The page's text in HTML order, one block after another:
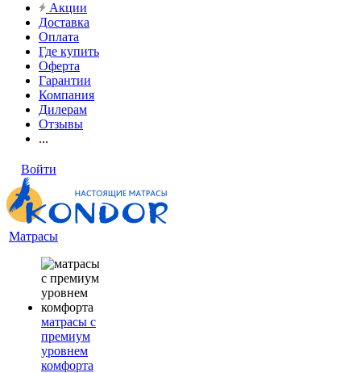
Акции
Доставка
Оплата
Где купить
Оферта
Гарантии
Компания
Дилерам
Отзывы
...
Войти
Матрасы
матрасы с
премиум
уровнем
комфорта